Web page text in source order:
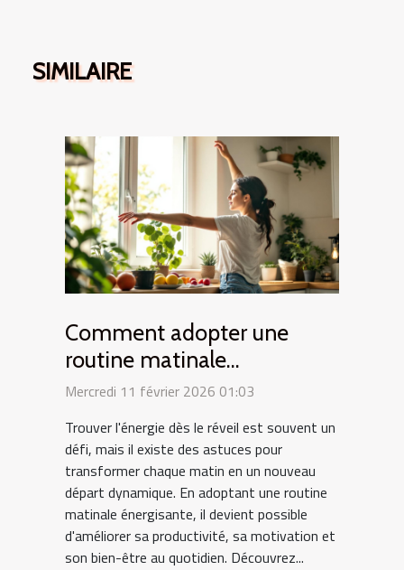
SIMILAIRE
Comment adopter une
routine matinale
énergisante ?
Mercredi 11 février 2026 01:03
Trouver l'énergie dès le réveil est souvent un
défi, mais il existe des astuces pour
transformer chaque matin en un nouveau
départ dynamique. En adoptant une routine
matinale énergisante, il devient possible
d'améliorer sa productivité, sa motivation et
son bien-être au quotidien. Découvrez...